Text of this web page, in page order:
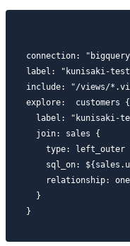
connection:
label: "kunisaki-
include: "/views/
explore:  customers {
label: "kunisaki-
  join: sales {
    type: left_outer
sql_on:
relationship:
  }